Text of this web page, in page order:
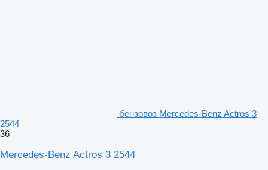
бензовоз Mercedes-Benz Actros 3
2544
36
Mercedes-Benz Actros 3 2544